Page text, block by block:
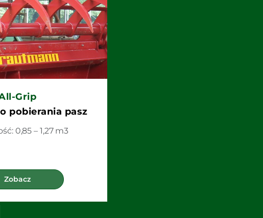
Grip
pobierania pasz
0,85 – 1,27 m3
Zobacz